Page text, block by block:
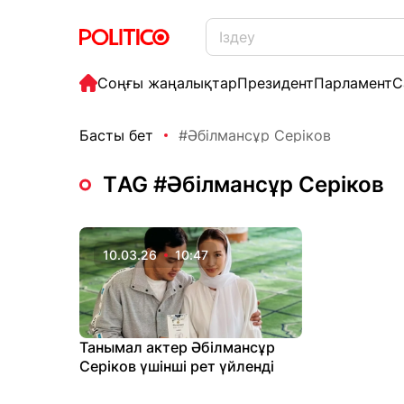
Соңғы жаңалықтарПрезидентПарламент
Басты бет #Әбілмансұр Серіков
ТAG #Әбілмансұр Серіков
10.03.26 10:47
Танымал актер Әбілмансұр
Серіков үшінші рет үйленді